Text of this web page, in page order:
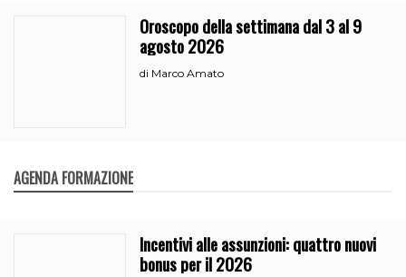
Oroscopo della settimana dal 3 al 9
agosto 2026
di Marco Amato
AGENDA FORMAZIONE
Incentivi alle assunzioni: quattro nuovi
bonus per il 2026